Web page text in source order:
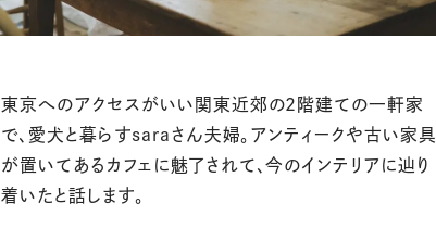
東京へのアクセスがいい関東近郊の2階建ての一軒家
で、愛犬と暮らすsaraさん夫婦。アンティークや古い家具
が置いてあるカフェに魅了されて、今のインテリアに辿り
着いたと話します。